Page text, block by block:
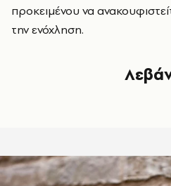
προκειμένου να
την ενόχληση.